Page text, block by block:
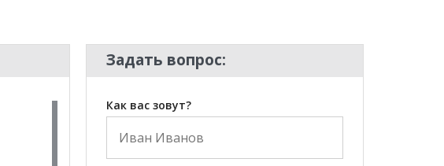
Задать вопрос:
Как вас зовут?